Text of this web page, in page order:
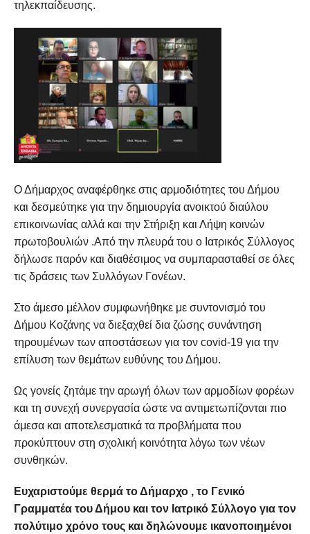
τηλεκπαίδευσης.
Ο Δήμαρχος αναφέρθηκε στις αρμοδιότητες του Δήμου
και δεσμεύτηκε για την δημιουργία ανοικτού διαύλου
επικοινωνίας αλλά και την Στήριξη και Λήψη κοινών
πρωτοβουλιών .Από την πλευρά του ο Ιατρικός Σύλλογος
δήλωσε παρόν και διαθέσιμος να συμπαρασταθεί σε όλες
τις δράσεις των Συλλόγων Γονέων.
Στο άμεσο μέλλον συμφωνήθηκε με συντονισμό του
Δήμου Κοζάνης να διεξαχθεί δια ζώσης συνάντηση
τηρουμένων των αποστάσεων για τον covid-19 για την
επίλυση των θεμάτων ευθύνης του Δήμου.
Ως γονείς ζητάμε την αρωγή όλων των αρμοδίων φορέων
και τη συνεχή συνεργασία ώστε να αντιμετωπίζονται πιο
άμεσα και αποτελεσματικά τα προβλήματα που
προκύπτουν στη σχολική κοινότητα λόγω των νέων
συνθηκών.
Ευχαριστούμε θερμά το Δήμαρχο , το Γενικό
Γραμματέα του Δήμου και τον Ιατρικό Σύλλογο για τον
πολύτιμο χρόνο τους και δηλώνουμε ικανοποιημένοι